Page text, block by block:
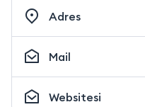
Adres
Mail
Websitesi